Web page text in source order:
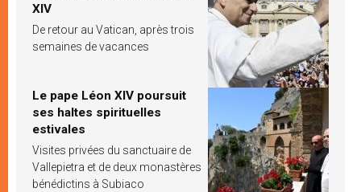
XIV
De retour au Vatican, après trois
semaines de vacances
Le pape Léon XIV poursuit
ses haltes spirituelles
estivales
Visites privées du sanctuaire de
Vallepietra et de deux monastères
bénédictins à Subiaco